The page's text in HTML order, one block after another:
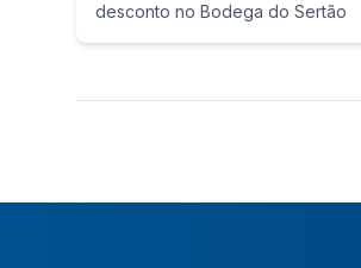
desconto no Bodega do Sertão